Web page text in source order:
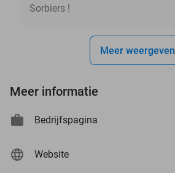
Sorbiers !
Meer weergeven
Meer informatie
Bedrijfspagina
Website